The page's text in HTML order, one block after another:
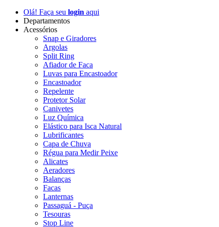
Olá! Faça seu login aqui
Departamentos
Acessórios
Snap e Giradores
Argolas
Split Ring
Afiador de Faca
Luvas para Encastoador
Encastoador
Repelente
Protetor Solar
Canivetes
Luz Química
Elástico para Isca Natural
Lubrificantes
Capa de Chuva
Régua para Medir Peixe
Alicates
Aeradores
Balanças
Facas
Lanternas
Passaguá - Puça
Tesouras
Stop Line